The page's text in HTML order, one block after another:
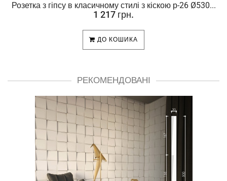
Розетка з гіпсу в класичному стилі з кіскою р-26 Ø530...
1 217 грн.
ДО КОШИКА
РЕКОМЕНДОВАНІ